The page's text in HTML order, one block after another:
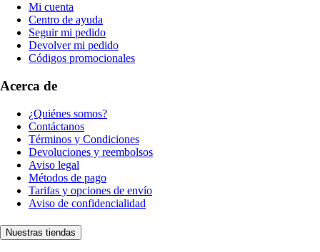
Mi cuenta
Centro de ayuda
Seguir mi pedido
Devolver mi pedido
Códigos promocionales
Acerca de
¿Quiénes somos?
Contáctanos
Términos y Condiciones
Devoluciones y reembolsos
Aviso legal
Métodos de pago
Tarifas y opciones de envío
Aviso de confidencialidad
Nuestras tiendas